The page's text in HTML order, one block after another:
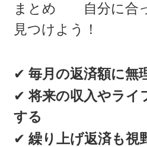
まとめ 自分に合
見つけよう！
✔毎月の返済額に無
✔将来の収入やライ
する
✔繰り上げ返済も視